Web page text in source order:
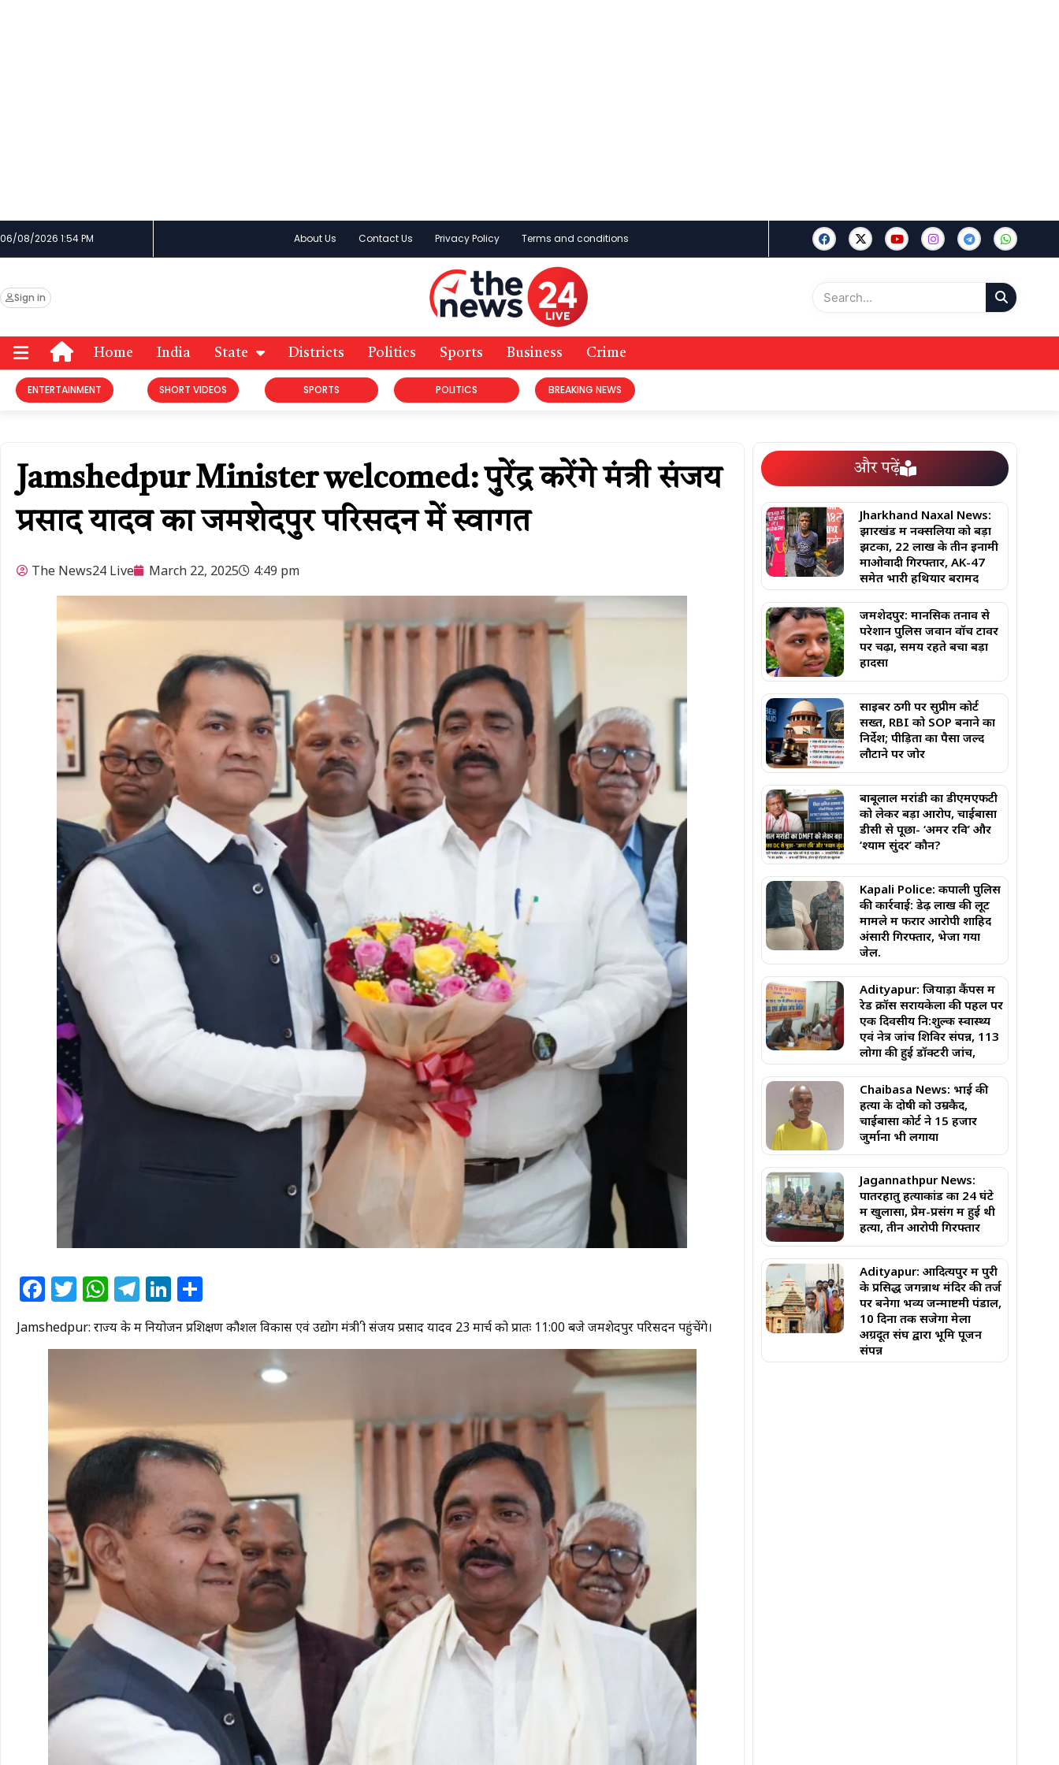
06/08/2026 1:54 PM About Us Contact Us Privacy Policy Terms and conditions
Sign in
Home India State Districts Politics Sports Business Crime
ENTERTAINMENT SHORT VIDEOS SPORTS POLITICS BREAKING NEWS
Jamshedpur Minister welcomed: पुरेंद्र करेंगे मंत्री संजय
प्रसाद यादव का जमशेदपुर परिसदन में स्वागत
The News24 Live March 22, 2025 4:49 pm
Facebook
Twitter
WhatsApp
Telegram
LinkedIn
Jamshedpur: राज्य के श्रम नियोजन प्रशिक्षण कौशल विकास एवं उद्योग मंत्री श्री संजय प्रसाद यादव 23 मार्च को प्रातः 11:00 बजे जमशेदपुर परिसदन पहुंचेंगे।
और पढ़ें
Jharkhand Naxal News:
झारखंड में नक्सलियों को बड़ा
झटका, 22 लाख के तीन इनामी
माओवादी गिरफ्तार, AK-47
समेत भारी हथियार बरामद
जमशेदपुर: मानसिक तनाव से
परेशान पुलिस जवान वॉच टावर
पर चढ़ा, समय रहते बचा बड़ा
हादसा
साइबर ठगी पर सुप्रीम कोर्ट
सख्त, RBI को SOP बनाने का
निर्देश; पीड़ितों का पैसा जल्द
लौटाने पर जोर
बाबूलाल मरांडी का डीएमएफटी
को लेकर बड़ा आरोप, चाईबासा
डीसी से पूछा- ‘अमर रवि’ और
‘श्याम सुंदर’ कौन?
Kapali Police: कपाली पुलिस
की कार्रवाई: डेढ़ लाख की लूट
मामले में फरार आरोपी शाहिद
अंसारी गिरफ्तार, भेजा गया
जेल.
Adityapur: जियाड़ा कैंपस में
रेड क्रॉस सरायकेला की पहल पर
एक दिवसीय नि:शुल्क स्वास्थ्य
एवं नेत्र जांच शिविर संपन्न, 113
लोगों की हुई डॉक्टरी जांच,
Chaibasa News: भाई की
हत्या के दोषी को उम्रकैद,
चाईबासा कोर्ट ने ₹15 हजार
जुर्माना भी लगाया
Jagannathpur News:
पातरहातु हत्याकांड का 24 घंटे
में खुलासा, प्रेम-प्रसंग में हुई थी
हत्या, तीन आरोपी गिरफ्तार
Adityapur: ​आदित्यपुर में पुरी
के प्रसिद्ध जगन्नाथ मंदिर की तर्ज
पर बनेगा भव्य जन्माष्टमी पंडाल,
10 दिनों तक सजेगा मेला ​
अग्रदूत संघ द्वारा भूमि पूजन
संपन्न